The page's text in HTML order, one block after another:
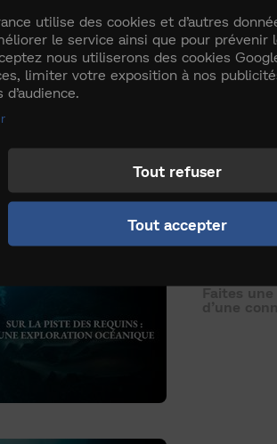
Sur la
Sur la
Faites
utilise des cookies et d’autres
le service ainsi que pour prévenir
nous utiliserons des cookies
limiter votre exposition à nos
Tout refuser
Tout accepter